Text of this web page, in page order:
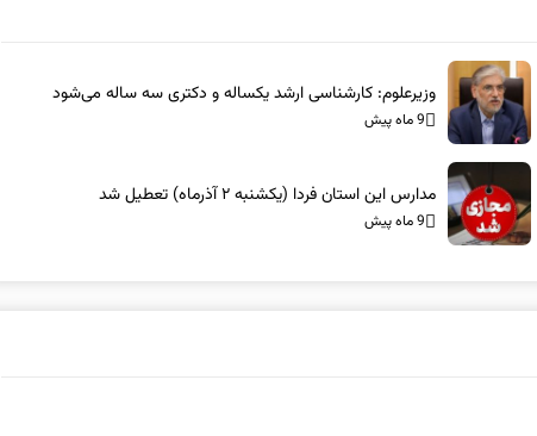
وزیرعلوم: کارشناسی ارشد یکساله و دکتری سه ساله می‌شود
9 ماه پیش
مدارس این استان فردا (یکشنبه ۲ آذرماه) تعطیل شد
9 ماه پیش